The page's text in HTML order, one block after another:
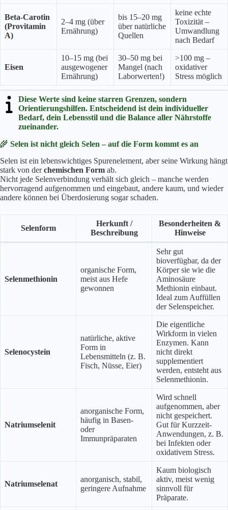
Beta-Carotin
(Provitamin
A)
2–4 mg (über
Ernährung)
bis 15–20 mg
über natürliche
Quellen
keine echte
Toxizität –
Umwandlung
nach Bedarf
Eisen
10–15 mg (bei
ausgewogener
Ernährung)
30–50 mg bei
Mangel (nach
Laborwerten!)
>100 mg –
oxidativer
Stress möglich
Diese Werte sind keine starren Grenzen, sondern
Orientierungshilfen. Entscheidend ist dein individueller
Bedarf, dein Lebensstil und die Balance aller Nährstoffe
zueinander.
🌾 Selen ist nicht gleich Selen – auf die Form kommt es an
Selen ist ein lebenswichtiges Spurenelement, aber seine Wirkung hängt
stark von derchemischen Form ab.
Nicht jede Selenverbindung verhält sich gleich – manche werden
hervorragend aufgenommen und eingebaut, andere kaum, und wieder
andere können bei Überdosierung sogar schaden.
Selenform
Herkunft /
Beschreibung
Besonderheiten &
Hinweise
Selenmethionin
organische Form,
meist aus Hefe
gewonnen
Sehr gut
bioverfügbar, da der
Körper sie wie die
Aminosäure
Methionin einbaut.
Ideal zum Auffüllen
der Selenspeicher.
Selenocystein
natürliche, aktive
Form in
Lebensmitteln (z. B.
Fisch, Nüsse, Eier)
Die eigentliche
Wirkform in vielen
Enzymen. Kann
nicht direkt
supplementiert
werden, entsteht aus
Selenmethionin.
Natriumselenit
anorganische Form,
häufig in Basen-
oder
Immunpräparaten
Wird schnell
aufgenommen, aber
nicht gespeichert.
Gut für Kurzzeit-
Anwendungen, z. B.
bei Infekten oder
oxidativem Stress.
Natriumselenat
anorganisch, stabil,
geringere Aufnahme
Kaum biologisch
aktiv, meist wenig
sinnvoll für
Präparate.